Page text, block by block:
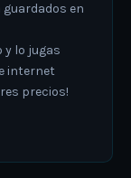
en
y lo jugas
internet
precios!